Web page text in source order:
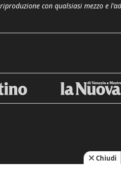
con qualsiasi mezzo e
Chiudi